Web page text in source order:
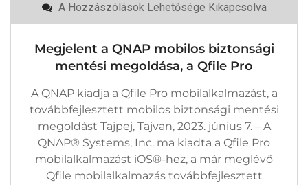
Megjelent
Biztonsági
Mentési
Megoldása,
Qfile
Pro
Bejegyzéshez
A Hozzászólások Lehetősége Kikapcsolva
Megjelent a QNAP mobilos biztonsági
mentési megoldása, a Qfile Pro
A QNAP kiadja a Qfile Pro mobilalkalmazást, a
továbbfejlesztett mobilos biztonsági mentési
megoldást Tajpej, Tajvan, 2023. június 7. – A
QNAP® Systems, Inc. ma kiadta a Qfile Pro
mobilalkalmazást iOS®-hez, a már meglévő
Qfile mobilalkalmazás továbbfejlesztett